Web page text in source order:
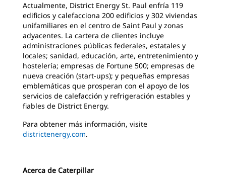
Actualmente, District Energy St. Paul enfría 119
edificios y calefacciona 200 edificios y 302 viviendas
unifamiliares en el centro de Saint Paul y zonas
adyacentes. La cartera de clientes incluye
administraciones públicas federales, estatales y
locales; sanidad, educación, arte, entretenimiento y
hostelería; empresas de Fortune 500; empresas de
nueva creación (start-ups); y pequeñas empresas
emblemáticas que prosperan con el apoyo de los
servicios de calefacción y refrigeración estables y
fiables de District Energy.
Para obtener más información, visite
districtenergy.com.
Acerca de Caterpillar